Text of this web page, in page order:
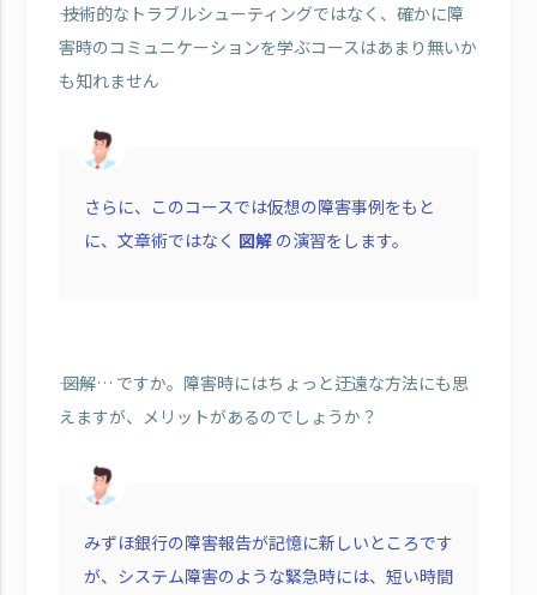
―― 技術的なトラブルシューティングではなく、確かに障
害時のコミュニケーションを学ぶコースはあまり無いか
も知れません
さらに、このコースでは仮想の障害事例をもと
に、文章術ではなく 図解の演習をします。
―― 図解… ですか。障害時にはちょっと迂遠な方法にも思
えますが、メリットがあるのでしょうか？
みずほ銀行の障害報告が記憶に新しいところです
が、システム障害のような緊急時には、短い時間